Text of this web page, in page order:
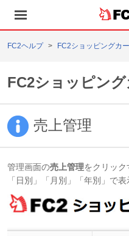
FC2ヘルプ FC2ショッピングカ
FC2ショッピン
売上管理
管理画面の売上管理をクリッ
「日別」「月別」「年別」で